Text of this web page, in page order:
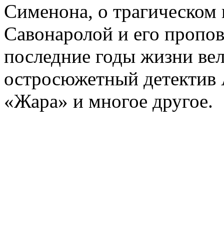
Сименона, о трагическом
Савонаролой и его
последние годы жизни
остросюжетный детектив
«Жара» и многое другое.